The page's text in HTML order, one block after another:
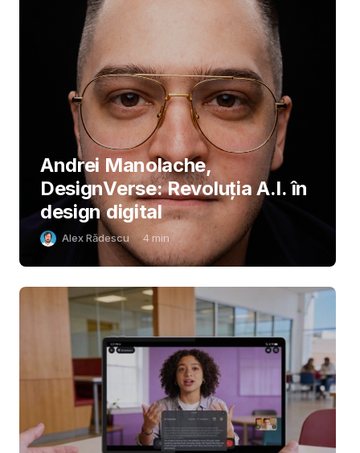
Andrei Manolache,
DesignVerse: Revoluția A.I. în
design digital
Alex Rădescu 4 min